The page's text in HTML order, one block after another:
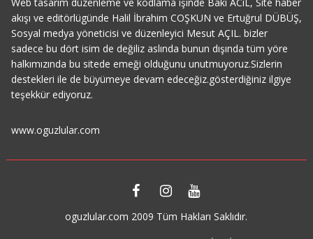
akışı ve editörlügünde Halil İbrahim COŞKUN ve Ertuğrul DÜBÜŞ,
Sosyal medya yöneticisi ve düzenleyici Mesut AÇIL. bizler
sadece bu dört isim de değiliz aslında bunun dışında tüm yöre
halkımızında bu sitede emeği olduğunu unutmuyoruz.Sizlerin
destekleri ile de büyümeye devam edeceğiz.gösterdiğiniz ilgiye
teşekkür ediyoruz.
www.oguzlular.com
oguzlular.com 2009 Tüm Hakları Saklıdır.